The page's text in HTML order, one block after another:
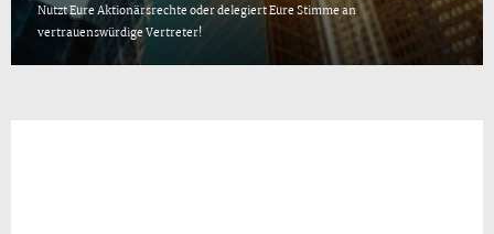
Nutzt Eure Aktionärsrechte oder delegiert Eure Stimme an
vertrauenswürdige Vertreter!